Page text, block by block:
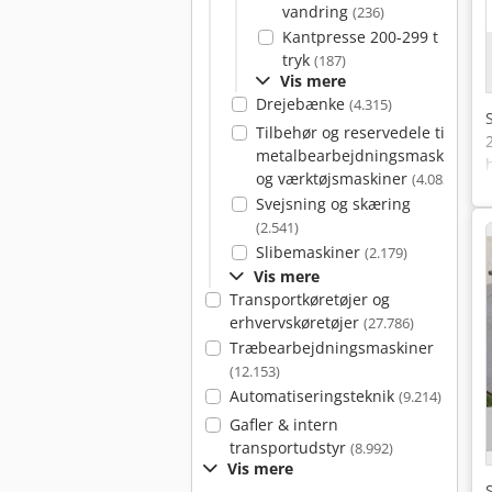
vandring (236)
Kantpresse 200-299 t
tryk (187)
Vis mere
Drejebænke (4.315)
Tilbehør og reservedele til
metalbearbejdningsmaskiner
og værktøjsmaskiner (4.083)
Svejsning og skæring
(2.541)
Slibemaskiner (2.179)
Vis mere
Transportkøretøjer og
erhvervskøretøjer (27.786)
Træbearbejdningsmaskiner
(12.153)
Automatiseringsteknik (9.214)
Gafler & intern
transportudstyr (8.992)
Vis mere